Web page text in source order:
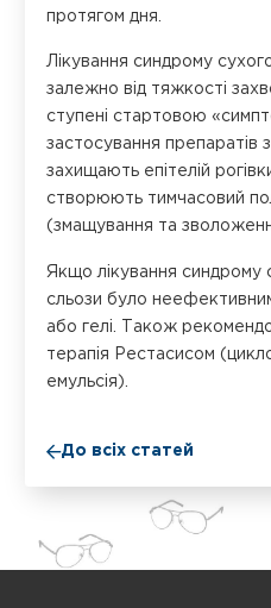
протягом дня.
Лікування синдрому
залежно від тяжкості
ступені стартовою
застосування препаратів
захищають епітелій
створюють тимчасовий
(змащування та
Якщо лікування синдрому
сльози було
або гелі. Також
терапія Рестасисом
емульсія).
До всіх статей